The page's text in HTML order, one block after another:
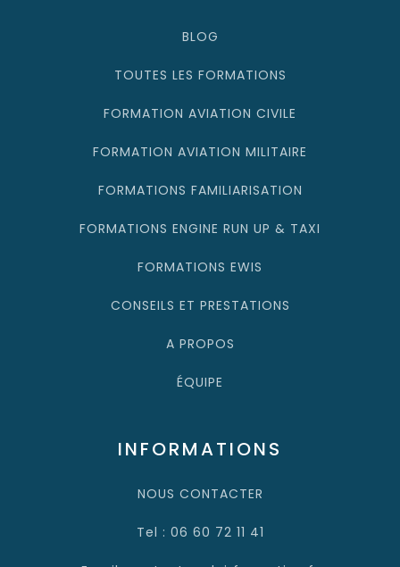
BLOG
TOUTES LES FORMATIONS
FORMATION AVIATION CIVILE
FORMATION AVIATION MILITAIRE
FORMATIONS FAMILIARISATION
FORMATIONS ENGINE RUN UP & TAXI
FORMATIONS EWIS
CONSEILS ET PRESTATIONS
A PROPOS
ÉQUIPE
INFORMATIONS
NOUS CONTACTER
Tel : 06 60 72 11 41